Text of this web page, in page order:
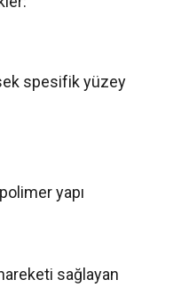
spesifik yüzey
yapı
sağlayan